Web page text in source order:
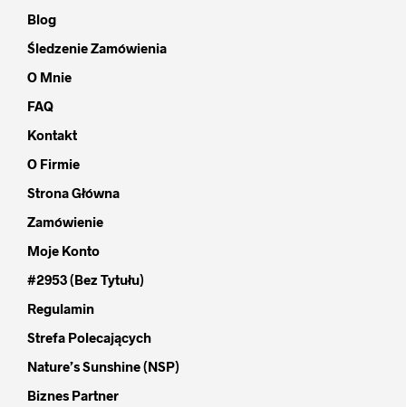
Blog
Śledzenie Zamówienia
O Mnie
FAQ
Kontakt
O Firmie
Strona Główna
Zamówienie
Moje Konto
#2953 (bez Tytułu)
Regulamin
Strefa Polecających
Nature’s Sunshine (NSP)
Biznes Partner